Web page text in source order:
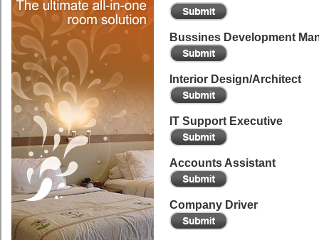
Bussines Development
Interior Design/Architect
IT Support Executive
Accounts Assistant
Company Driver